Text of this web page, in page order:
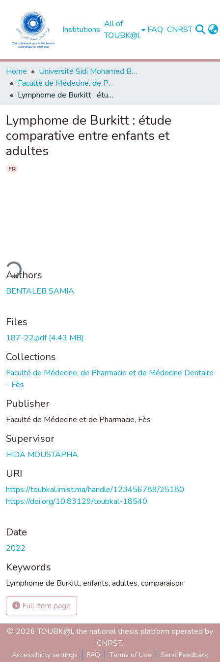
Institutions
All of
TOUBK@l
FAQ CNRST
Home
Université Sidi Mohamed Ben Abdellah de Fès
Faculté de Médecine, de Pharmacie et de Médecine Dentaire - Fès
Lymphome de Burkitt : étude comparative entre enfants et adultes
Lymphome de Burkitt : étude
comparative entre enfants et
adultes
FR
Authors
BENTALEB SAMIA
Files
187-22.pdf(4.43 MB)
Collections
Faculté de Médecine, de Pharmacie et de Médecine Dentaire
- Fès
Publisher
Faculté de Médecine et de Pharmacie, Fès
Supervisor
HIDA MOUSTAPHA
URI
https://toubkal.imist.ma/handle/123456789/25180
https://doi.org/10.83129/toubkal-18540
Date
2022
Keywords
Lymphome de Burkitt, enfants, adultes, comparaison
Full item page
© 2026 TOUBK@l, the national thesis platform operated by
CNRST.
Accessibility settings FAQ Terms of Use Send Feedback